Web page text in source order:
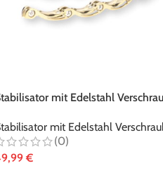
mit Edelstahl
mit Edelstahl
(0)
€